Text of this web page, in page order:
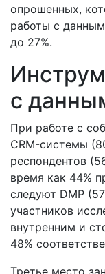
опрошенных,
работы с
до 27%.
с
При работе с
CRM-системы
респондентов
время как 44%
следуют DMP
участников
внутренним и
48%
Третье место